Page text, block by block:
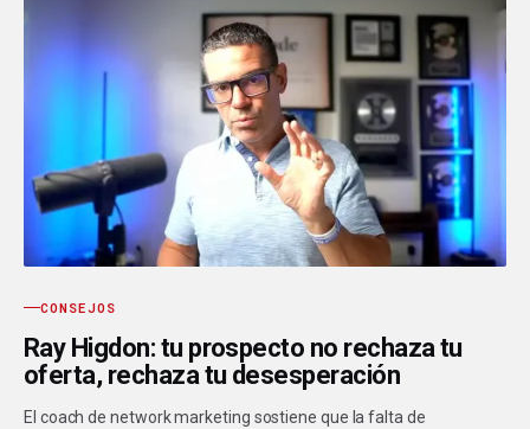
CONSEJOS
Ray Higdon: tu prospecto no rechaza tu
oferta, rechaza tu desesperación
El coach de network marketing sostiene que la falta de